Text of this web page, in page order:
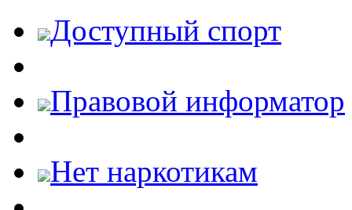
Доступный спорт
Правовой информатор
Нет наркотикам